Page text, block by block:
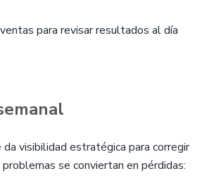
para revisar resultados al día
visibilidad estratégica para corregir
se conviertan en pérdidas: